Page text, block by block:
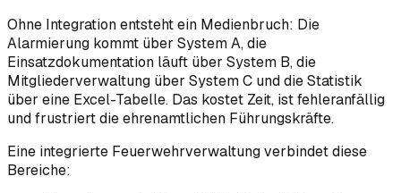
Ohne Integration entsteht ein Medienbruch: Die
Alarmierung kommt über System A, die
Einsatzdokumentation läuft über System B, die
Mitgliederverwaltung über System C und die Statistik
über eine Excel-Tabelle. Das kostet Zeit, ist fehleranfällig
und frustriert die ehrenamtlichen Führungskräfte.
Eine integrierte Feuerwehrverwaltung verbindet diese
Bereiche: